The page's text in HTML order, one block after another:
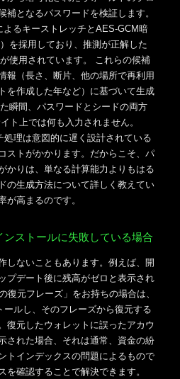
補となるパスワードを検証します。
るキーストレッチとAES-GCM暗
を採用しており、推測が正解した
使用されています。 これらの候補
報（長さ、断片、他の場所で再利用
を作成した年など）に基づいて生成
瞬間、パスワードとシードの両方
ト上では何も入力されません。
処理は意図的に遅く設計されている
ストがかかります。だからこそ、パ
かりは、単なる計算能力よりもはる
の生成方法について詳しく教えてい
が高まるのです。
ストールに失敗している場合
しないこともあります。例えば、開
プデート後に残高がゼロと表示され
復元フレーズ」をお持ちの場合は、
ールし、そのフレーズから復元する
復元したウォレットに誤ったアカウ
された場合、それは通常、資金の紛
トインデックスの問題によるもので
を確認することで解決できます。